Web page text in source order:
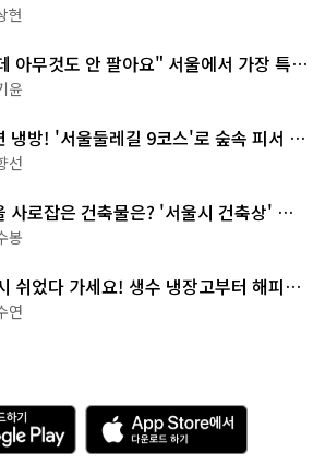
코스
현
아무것도 안 팔아요" 서울에서 가장 특별
체
윤
냉방! '서울둘레길 9코스'로 숲속 피서 떠
선
사로잡은 건축물은? '서울시 건축상' 수
봉
쉬었다 가세요! 생수 냉장고부터 해피소
지
연
A
p
p